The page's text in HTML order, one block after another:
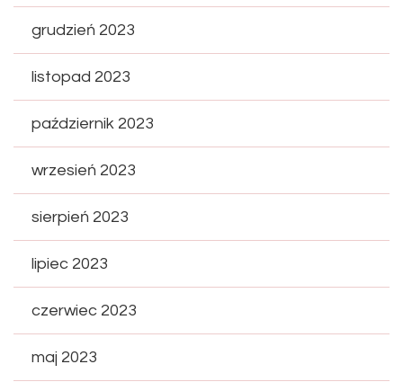
grudzień 2023
listopad 2023
październik 2023
wrzesień 2023
sierpień 2023
lipiec 2023
czerwiec 2023
maj 2023